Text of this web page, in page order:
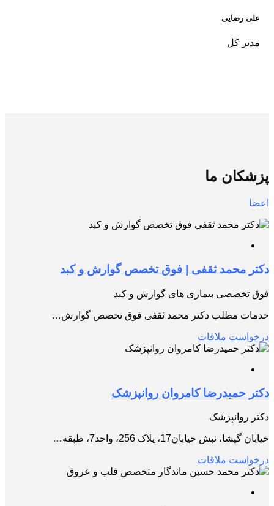
علی رضایی
مدیر کل
پزشکان ما
اعضا
دکتر محمد ثقفی | فوق تخصص گوارش و کبد
فوق تخصصی بیماری های گوارش و کبد
خدمات مطلب دکتر محمد ثقفی فوق تخصص گوارش…
درخواست ملاقات
دکتر حمیدرضا کامروان روانپزشک
دکتر روانپزشک
خیابان گیشا، نبش خیابان17، پلاک 256، واحد7، طبقه…
درخواست ملاقات